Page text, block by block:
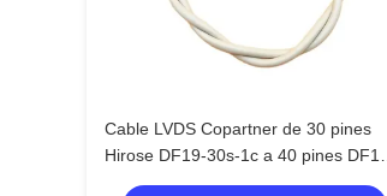
Cable LVDS Copartner de 30 pines
Hirose DF19-30s-1c a 40 pines DF13-
40S-1.25C